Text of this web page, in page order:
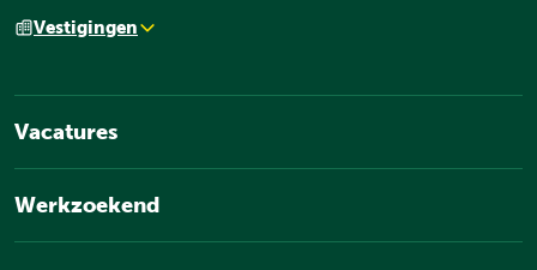
Vestigingen
Vacatures
Werkzoekend